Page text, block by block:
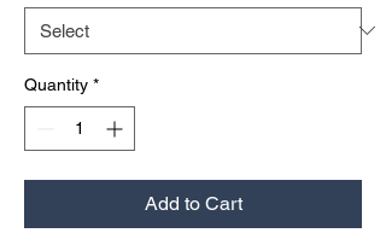
Quantity *
Add to Cart